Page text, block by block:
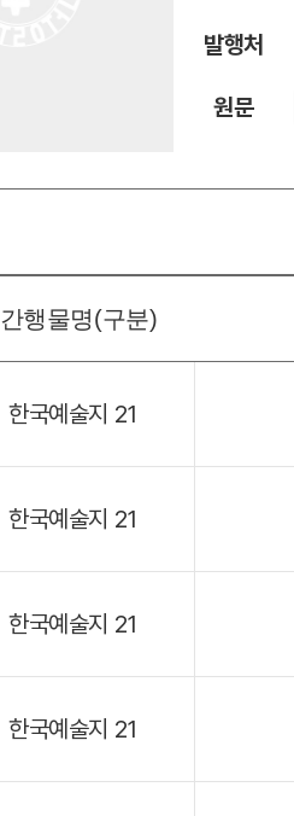
발행처
원문
간행물명(구분)
한국예술지 21
한국예술지 21
한국예술지 21
한국예술지 21